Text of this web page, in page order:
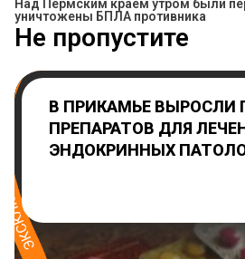
Над Пермским краем утром были
уничтожены БПЛА противника
Не пропустите
В ПРИКАМЬЕ ВЫРОСЛИ
ПРЕПАРАТОВ ДЛЯ
ЭНДОКРИННЫХ